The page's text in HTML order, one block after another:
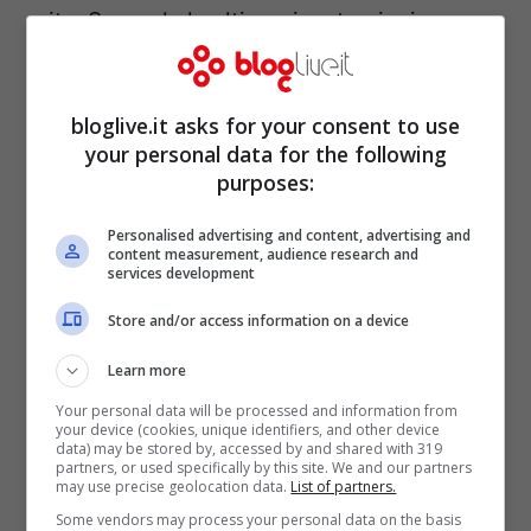
vita. Secondo le ultime ricostruzioni
dell’accaduto ancora sarebbero
sconosciute le cause della morte
dell’uomo. Tra le varie ipotesi fatte dalle
autorità, quella più quotata al momento
sarebbe un possibile
trauma cranico
che
potrebbe essere stato causato da una
caduta durante il tuffo. Nulla però è ancora
certo e quasi sicuramente ci sarà bisogno
di un’autopsia sulla salma della sfortunata
vittima per fare luce sulle cause. Nel
frattempo resta avvolto nel mistero il caso
della morte del quarantenne, del quale
bloglive.it asks for your consent to use
your personal data for the following
purposes:
Personalised advertising and content, advertising and
content measurement, audience research and
services development
Store and/or access information on a device
Learn more
Your personal data will be processed and information from
your device (cookies, unique identifiers, and other device
data) may be stored by, accessed by and shared with 319
partners, or used specifically by this site. We and our partners
may use precise geolocation data. List of partners.
Some vendors may process your personal data on the basis